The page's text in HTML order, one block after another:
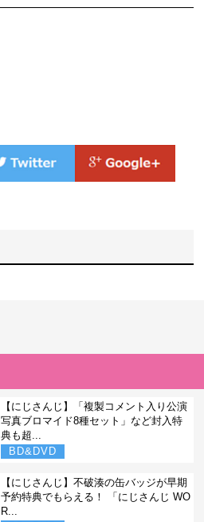
【にじさんじ】「複製コメント入り公演
写真ブロマイド8種セット」など封入特
典も超...
BD&DVD
【にじさんじ】不破湊の缶バッジが早期
予約特典でもらえる！ 「にじさんじ WO
R...